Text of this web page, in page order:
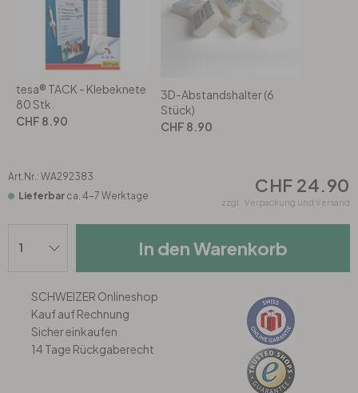
Wohnzimmer
Schlafzimmer
Küche
Jugendzimmer
Flur
Wohnzimmer
Schlafzimmer
Bad
Tapeten Grün
Tapeten Pink & Rosa
Tapeten Lila & Violett
Wohnzimmer
Schlafzimmer
Kinderzimmer
Küche
tesa® TACK - Klebeknete
80 Stk.
CHF 8.90
3D-Abstandshalter (6
Stück)
CHF 8.90
Art.Nr.: WA292383
Lieferbar ca. 4-7 Werktage CHF 24.90
zzgl. Verpackung und Versand
In den Warenkorb
SCHWEIZER Onlineshop
Kauf auf Rechnung
Sicher einkaufen
14 Tage Rückgaberecht